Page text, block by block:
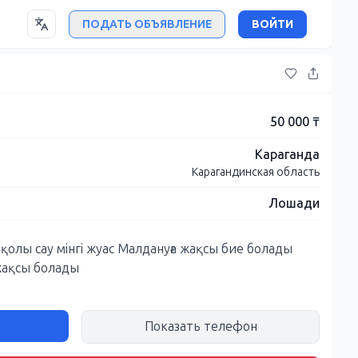
ПОДАТЬ ОБЪЯВЛЕНИЕ ВОЙТИ
50 000 ₸
Караганда
Карагандинская область
Лошади
сау мінгі жуас Малдануға жақсы бие болады
болады
Показать телефон